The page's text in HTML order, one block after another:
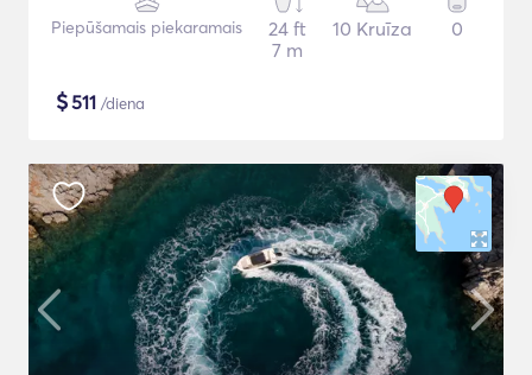
Piepūšamais piekaramais
24 ft
7 m
10 Kruīza 0
$511 /diena